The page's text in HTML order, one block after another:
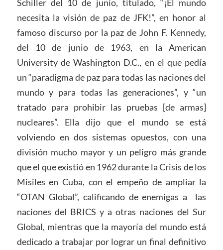
Schiller del 10 de junio, titulado, “¡El mundo
necesita la visión de paz de JFK!”, en honor al
famoso discurso por la paz de John F. Kennedy,
del 10 de junio de 1963, en la American
University de Washington D.C., en el que pedía
un “paradigma de paz para todas las naciones del
mundo y para todas las generaciones”, y “un
tratado para prohibir las pruebas [de armas]
nucleares”. Ella dijo que el mundo se está
volviendo en dos sistemas opuestos, con una
división mucho mayor y un peligro más grande
que el que existió en 1962 durante la Crisis de los
Misiles en Cuba, con el empeño de ampliar la
“OTAN Global”, calificando de enemigas a las
naciones del BRICS y a otras naciones del Sur
Global, mientras que la mayoría del mundo está
dedicado a trabajar por lograr un final definitivo